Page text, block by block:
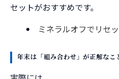
セットがおすすめです。
ミネラルオフでリセ
年末は「組み合わせ」が正解なこ